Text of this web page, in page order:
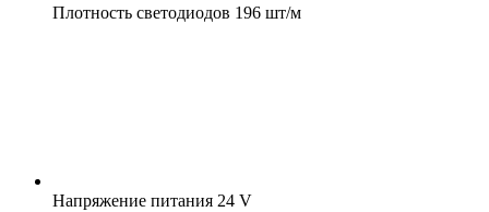
Плотность светодиодов 196 шт/м
Напряжение питания 24 V